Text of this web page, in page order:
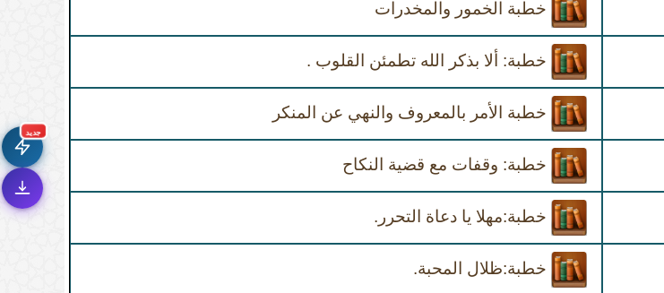
جديد
خطبة الخمور والمخدرات
خطبة: ألا بذكر الله تطمئن القلوب .
خطبة الأمر بالمعروف والنهي عن المنكر
خطبة: وقفات مع قضية النكاح
خطبة:مهلا يا دعاة التحرر.
خطبة:ظلال المحبة.